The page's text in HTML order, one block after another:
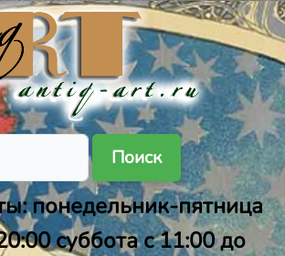
Поиск
понедельник-пятница
суббота с 11:00 до